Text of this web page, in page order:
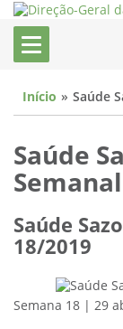
Início Saúde
Saúde
Semanal
Saúde
18/2019
Semana 18 | 29